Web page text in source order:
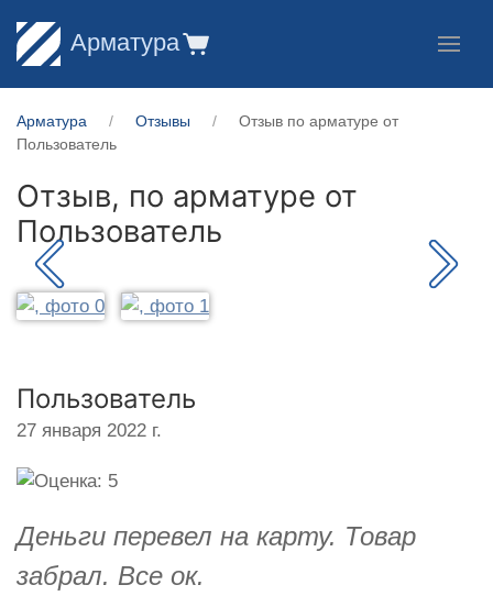
Арматура
Арматура Отзывы
Отзыв по арматуре от
Пользователь
Отзыв, по арматуре от
Пользователь
Пользователь
27 января 2022 г.
Деньги перевел на карту. Товар
забрал. Все ок.